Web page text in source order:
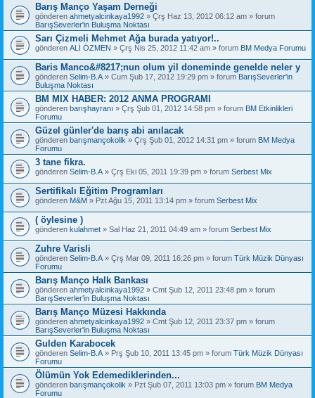
Barış Manço Yaşam Derneği
gönderen ahmetyalcinkaya1992 » Çrş Haz 13, 2012 06:12 am » forum
BarışSeverler'in Buluşma Noktası
Sarı Çizmeli Mehmet Ağa burada yatıyor!..
gönderen ALİ ÖZMEN » Çrş Nis 25, 2012 11:42 am » forum BM Medya Forumu
Baris Manco&#8217;nun olum yil doneminde genelde neler y
gönderen Selim-B.A » Cum Şub 17, 2012 19:29 pm » forum BarışSeverler'in
Buluşma Noktası
BM MIX HABER: 2012 ANMA PROGRAMI
gönderen barışhayranı » Çrş Şub 01, 2012 14:58 pm » forum BM Etkinlikleri
Forumu
Güzel günler'de barış abi anılacak
gönderen barışmançokolik » Çrş Şub 01, 2012 14:31 pm » forum BM Medya
Forumu
3 tane fikra.
gönderen Selim-B.A » Çrş Eki 05, 2011 19:39 pm » forum Serbest Mix
Sertifikalı Eğitim Programları
gönderen M&M » Pzt Ağu 15, 2011 13:14 pm » forum Serbest Mix
( öylesine )
gönderen kulahmet » Sal Haz 21, 2011 04:49 am » forum Serbest Mix
Zuhre Varisli
gönderen Selim-B.A » Çrş Mar 09, 2011 16:26 pm » forum Türk Müzik Dünyası
Forumu
Barış Manço Halk Bankası
gönderen ahmetyalcinkaya1992 » Cmt Şub 12, 2011 23:48 pm » forum
BarışSeverler'in Buluşma Noktası
Barış Manço Müzesi Hakkında
gönderen ahmetyalcinkaya1992 » Cmt Şub 12, 2011 23:37 pm » forum
BarışSeverler'in Buluşma Noktası
Gulden Karabocek
gönderen Selim-B.A » Prş Şub 10, 2011 13:45 pm » forum Türk Müzik Dünyası
Forumu
Ölümün Yok Edemediklerinden...
gönderen barışmançokolik » Pzt Şub 07, 2011 13:03 pm » forum BM Medya
Forumu